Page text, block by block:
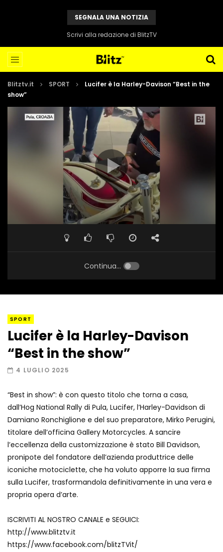
SEGNALA UNA NOTIZIA
Scrivi alla redazione di BlitzTV
Blitztv.it SPORT
Lucifer è la Harley-Davison “Best in the
show”
Continua...
SPORT
Lucifer è la Harley-Davison
“Best in the show”
4 LUGLIO 2025
“Best in show”: è con questo titolo che torna a casa,
dall’Hog National Rally di Pula, Lucifer, l’Harley-Davidson di
Damiano Ronchiglione e del suo preparatore, Mirko Perugini,
titolare dell’officina Gallery Motorcycles. A sancire
l’eccellenza della customizzazione è stato Bill Davidson,
pronipote del fondatore dell’azienda produttrice delle
iconiche motociclette, che ha voluto apporre la sua firma
sulla Lucifer, trasformandola definitivamente in una vera e
propria opera d’arte.
ISCRIVITI AL NOSTRO CANALE e SEGUICI:
http://www.blitztv.it
https://www.facebook.com/blitzTVit/